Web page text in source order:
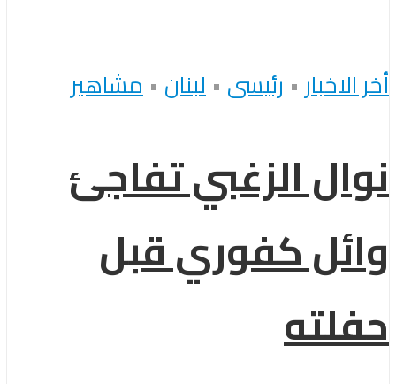
أخر الاخبار• رئيسى •لبنان •مشاهير
نوال الزغبي تفاجئ
وائل كفوري قبل
حفلته